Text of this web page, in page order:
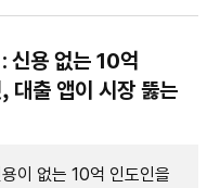
신용 없는 10억
대출 앱이 시장 뚫는
이 없는 10억 인도인을